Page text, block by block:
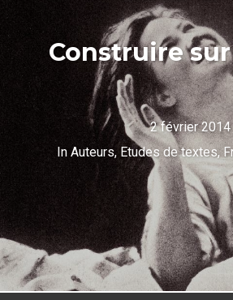
Construire
2 février 2014
In Auteurs, Etudes de textes,